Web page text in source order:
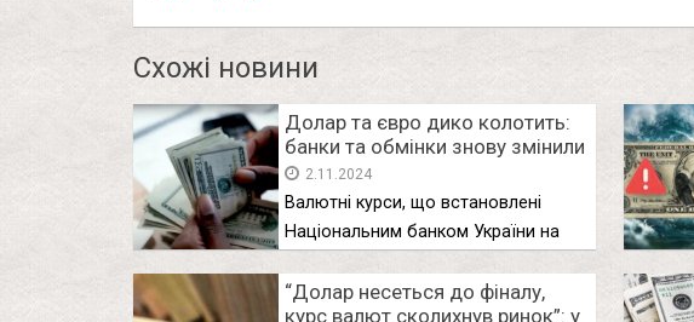
Схожі новини
Долар та євро дико колотить:
банки та обмінки знову змінили
курс валют
2.11.2024
Валютні курси, що встановлені
Національним банком України на
“Долар несеться до фіналу,
курс валют сколихнув ринок”: у